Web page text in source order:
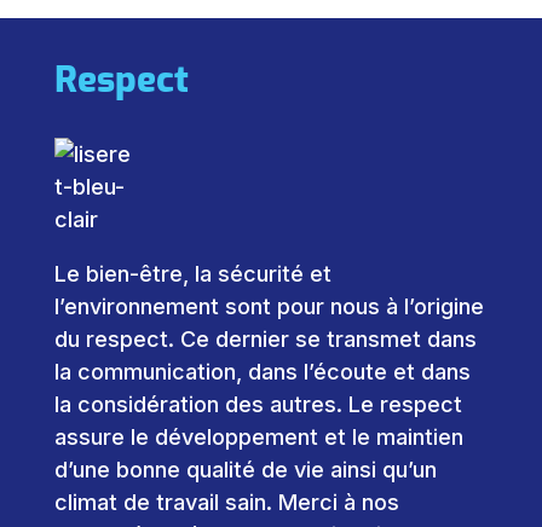
Respect
Le bien-être, la sécurité et
l’environnement sont pour nous à l’origine
du respect. Ce dernier se transmet dans
la communication, dans l’écoute et dans
la considération des autres. Le respect
assure le développement et le maintien
d’une bonne qualité de vie ainsi qu’un
climat de travail sain. Merci à nos